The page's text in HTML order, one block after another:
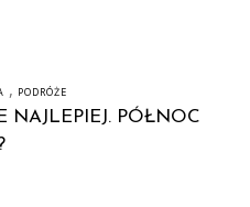
, PODRÓŻE
NAJLEPIEJ. PÓŁNOC